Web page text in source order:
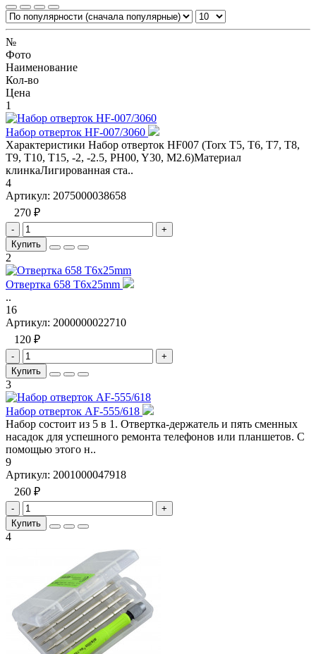
№
Фото
Наименование
Кол-во
Цена
1
Набор отверток HF-007/3060
Характеристики Набор отверток HF007 (Torx T5, T6, T7, T8,
T9, T10, T15, -2, -2.5, PH00, Y30, M2.6)Материал
клинкаЛигированная ста..
4
Артикул: 2075000038658
270 ₽
-
+
Купить
2
Отвертка 658 T6x25mm
..
16
Артикул: 2000000022710
120 ₽
-
+
Купить
3
Набор отверток AF-555/618
Набор состоит из 5 в 1. Отвертка-держатель и пять сменных
насадок для успешного ремонта телефонов или планшетов. С
помощью этого н..
9
Артикул: 2001000047918
260 ₽
-
+
Купить
4